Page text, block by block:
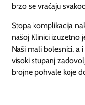
brzo se vraćaju
Stopa komplikacija
našoj Klinici izuzetno
Naši mali bolesnici, a
visoki stupanj
brojne pohvale koje